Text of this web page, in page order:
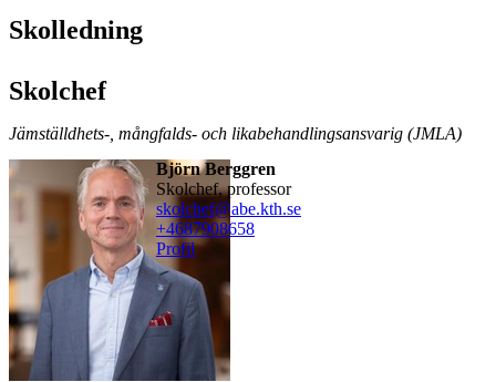
Skolledning
Skolchef
Jämställdhets-, mångfalds- och likabehandlingsansvarig (JMLA)
Björn Berggren
skolchef, professor
skolchef@abe.kth.se
+4687908658
Profil